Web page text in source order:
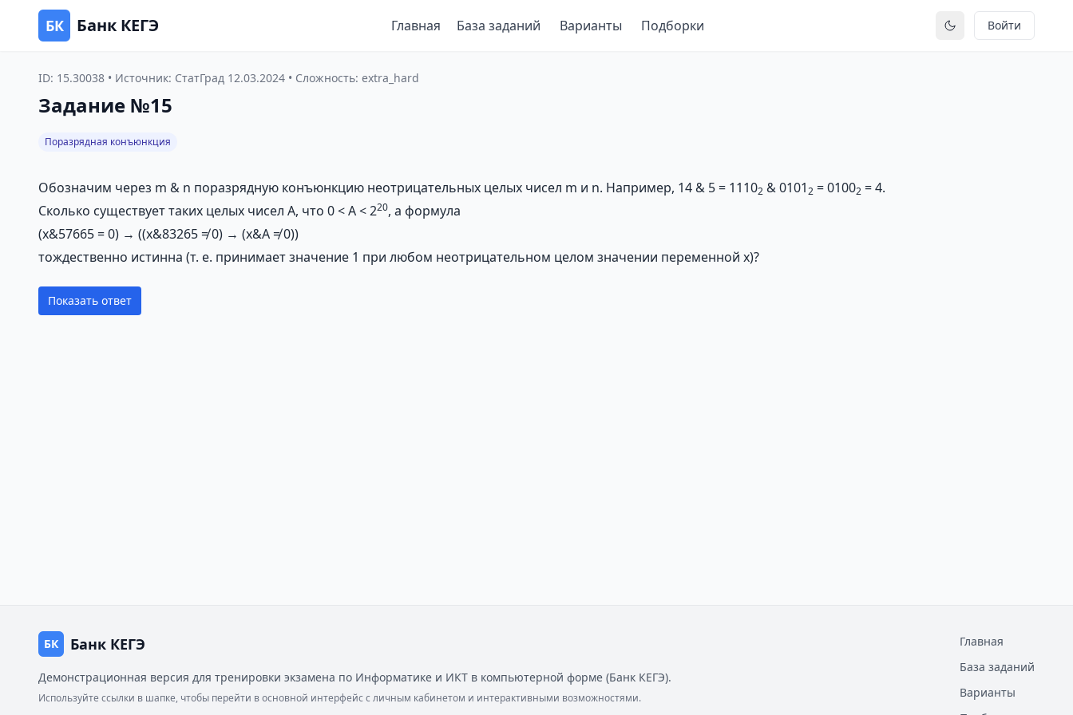
БК Банк КЕГЭ Главная База заданий Варианты Подборки Переключить тему
Войти
ID: 15.30038 • Источник: СтатГрад 12.03.2024 • Сложность: extra_hard
Задание №15
Поразрядная конъюнкция
Обозначим через m & n поразрядную конъюнкцию неотрицательных целых чисел m и n. Например, 14 & 5 = 11102 & 01012 = 01002 = 4.
Сколько существует таких целых чисел A, что 0 < A < 220, а формула
(x&57665 = 0) → ((x&83265 ≠ 0) → (x&А ≠ 0))
тождественно истинна (т. е. принимает значение 1 при любом неотрицательном целом значении переменной х)?
Показать ответ
БК Банк КЕГЭ
Демонстрационная версия для тренировки экзамена по Информатике и ИКТ в компьютерной форме (Банк КЕГЭ).
Используйте ссылки в шапке, чтобы перейти в основной интерфейс с личным кабинетом и интерактивными возможностями.
Главная
База заданий
Варианты